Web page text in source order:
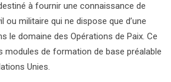
à fournir une connaissance de
ou militaire qui ne dispose que d’une
le domaine des Opérations de Paix. Ce
modules de formation de base préalable
Unies.